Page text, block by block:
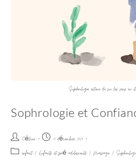
Sophrologie estime de soi les sens en
Sophrologie et
Céline
11 décembre 2024
enfant / Enfants et pré adolescents / Massage /